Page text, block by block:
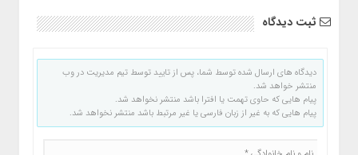
ثبت دیدگاه
دیدگاه های ارسال شده توسط شما، پس از تایید توسط تیم مدیریت در وب
منتشر خواهد شد.
پیام هایی که حاوی تهمت یا افترا باشد منتشر نخواهد شد.
پیام هایی که به غیر از زبان فارسی یا غیر مرتبط باشد منتشر نخواهد شد.